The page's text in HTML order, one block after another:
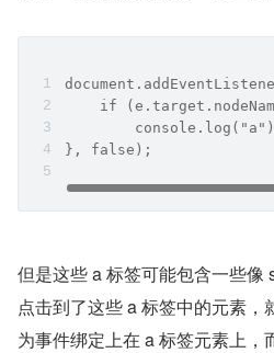
if
}, false);
但是这些 a 标签可能包含一些像
点击到了这些 a 标签中的元素，
为事件绑定上在 a 标签元素上，